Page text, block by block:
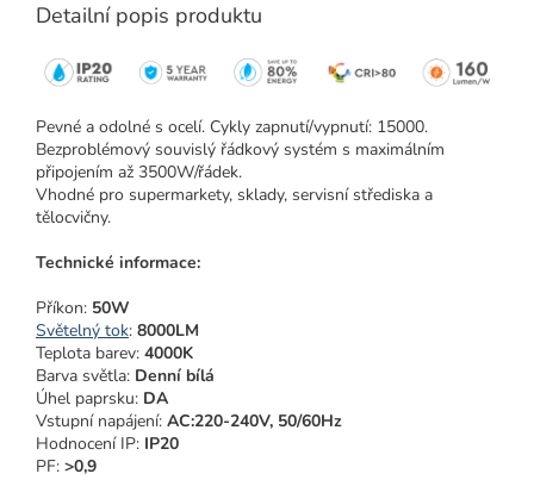
Detailní popis produktu
Pevné a odolné s ocelí. Cykly zapnutí/vypnutí: 15000.
Bezproblémový souvislý řádkový systém s maximálním
připojením až 3500W/řádek.
Vhodné pro supermarkety, sklady, servisní střediska a
tělocvičny.
Technické informace:
Příkon: 50W
Světelný tok: 8000LM
Teplota barev: 4000K
Barva světla: Denní bílá
Úhel paprsku: DA
Vstupní napájení: AC:220-240V, 50/60Hz
Hodnocení IP: IP20
PF: >0,9